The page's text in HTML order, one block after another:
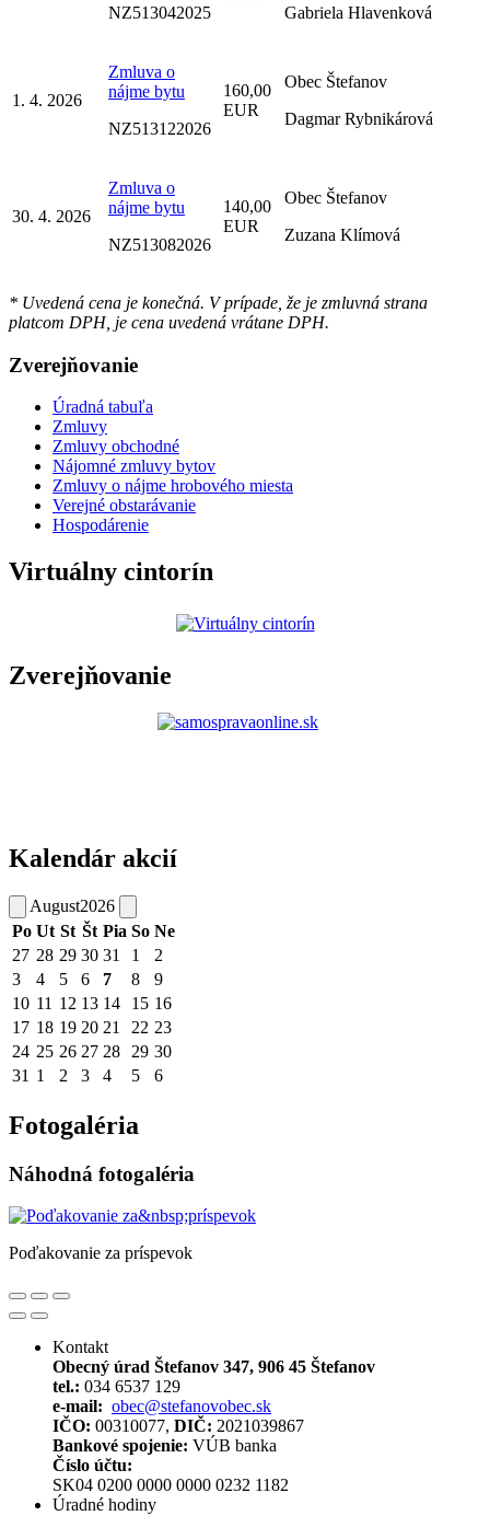
NZ513042025
Gabriela Hlavenková
1. 4. 2026
Zmluva o
nájme bytu
NZ513122026
160,00
EUR
Obec Štefanov
Dagmar Rybnikárová
30. 4. 2026
Zmluva o
nájme bytu
NZ513082026
140,00
EUR
Obec Štefanov
Zuzana Klímová
* Uvedená cena je konečná. V prípade, že je zmluvná strana
platcom DPH, je cena uvedená vrátane DPH.
Zverejňovanie
Úradná tabuľa
Zmluvy
Zmluvy obchodné
Nájomné zmluvy bytov
Zmluvy o nájme hrobového miesta
Verejné obstarávanie
Hospodárenie
Virtuálny cintorín
Zverejňovanie
Kalendár akcií
August2026
Po Ut St Št Pia So Ne
27 28 29 30 31 1
2
3
4 5 6 7 8
9
10 11 12 13 14 15 16
17 18 19 20 21 22 23
24 25 26 27 28 29 30
31 1 2 3 4 5 6
Fotogaléria
Náhodná fotogaléria
Poďakovanie za príspevok
Kontakt
Obecný úrad Štefanov 347, 906 45 Štefanov
tel.: 034 6537 129
e-mail: obec@stefanovobec.sk
IČO: 00310077, DIČ: 2021039867
Bankové spojenie: VÚB banka
Číslo účtu:
SK04 0200 0000 0000 0232 1182
Úradné hodiny